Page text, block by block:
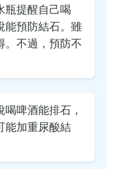
瓶提醒自己喝
能預防結石。雖
。不過，預防不
啤酒能排石，
能加重尿酸結